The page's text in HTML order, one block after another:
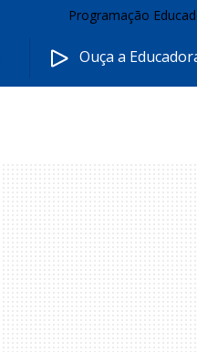
Programação
Ouça a